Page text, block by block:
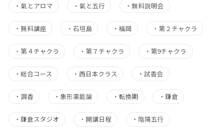
・ 氣とアロマ ・氣と五行 ・無料説明会
・ 無料講座 ・石垣島 ・福岡 ・ 第２チャクラ
・ 第４チャクラ ・第７チャクラ ・第9チャクラ
・ 総合コース ・ 西日本クラス ・試香会
・ 調香 ・ 象形薬能論 ・転換期 ・ 鎌倉
・ 鎌倉スタジオ ・開講日程 ・ 陰陽五行